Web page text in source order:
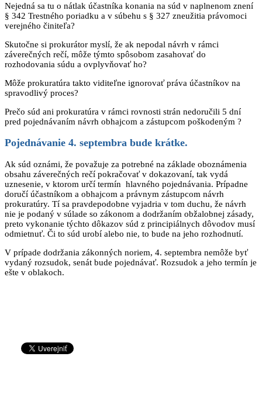
Nejedná sa tu o nátlak účastníka konania na súd v naplnenom znení
§ 342 Trestného poriadku a v súbehu s § 327 zneužitia právomoci
verejného činiteľa?
Skutočne si prokurátor myslí, že ak nepodal návrh v rámci
záverečných rečí, môže týmto spôsobom zasahovať do
rozhodovania súdu a ovplyvňovať ho?
Môže prokuratúra takto viditeľne ignorovať práva účastníkov na
spravodlivý proces?
Prečo súd ani prokuratúra v rámci rovnosti strán nedoručili 5 dní
pred pojednávaním návrh obhajcom a zástupcom poškodeným ?
Pojednávanie 4. septembra bude krátke.
Ak súd oznámi, že považuje za potrebné na základe oboznámenia
obsahu záverečných rečí pokračovať v dokazovaní, tak vydá
uznesenie, v ktorom určí termín hlavného pojednávania. Prípadne
doručí účastníkom a obhajcom a právnym zástupcom návrh
prokuratúry. Tí sa pravdepodobne vyjadria v tom duchu, že návrh
nie je podaný v súlade so zákonom a dodržaním obžalobnej zásady,
preto vykonanie týchto dôkazov súd z principiálnych dôvodov musí
odmietnuť. Či to súd urobí alebo nie, to bude na jeho rozhodnutí.
V prípade dodržania zákonných noriem, 4. septembra nemôže byť
vydaný rozsudok, senát bude pojednávať. Rozsudok a jeho termín je
ešte v oblakoch.